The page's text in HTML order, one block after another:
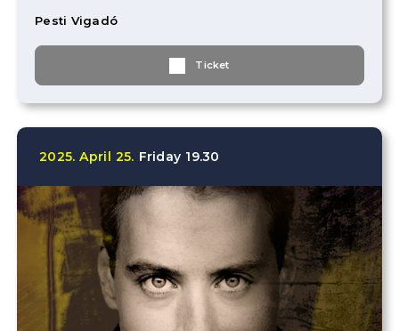
Pesti Vigadó
Ticket
2025. April 25. Friday 19.30